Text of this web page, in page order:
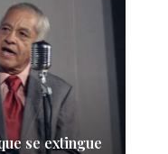
se extingue